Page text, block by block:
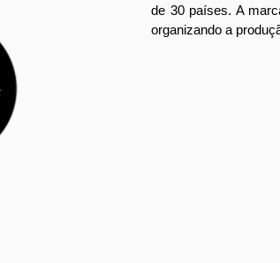
de 30 países. A
organizando a